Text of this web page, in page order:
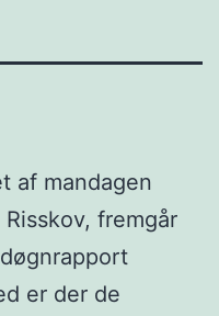
af mandagen
fremgår
er der de